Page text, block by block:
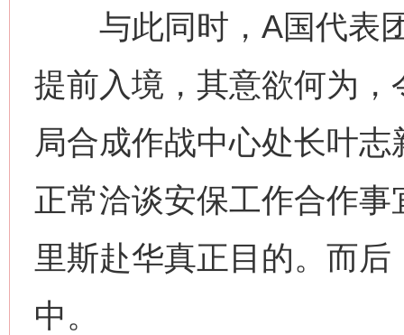
与此同时，A国代表团
提前入境，其意欲何为
局合成作战中心处长叶
正常洽谈安保工作合作
里斯赴华真正目的。而
中。